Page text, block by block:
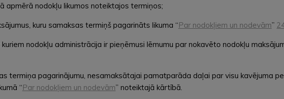
apmērā nodokļu likumos noteiktajos termiņos;
kuru samaksas termiņš pagarināts likuma “Par nodokļiem un nodevām”
nodokļu administrācija ir pieņēmusi lēmumu par nokavēto nodokļu
termiņa pagarinājumu, nesamaksātajai pamatparāda daļai par visu kavējuma
“Par nodokļiem un nodevām” noteiktajā kārtībā.